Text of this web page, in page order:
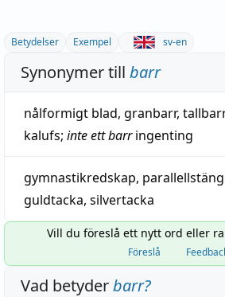
Betydelser Exempel sv-en
Synonymer till barr
nålformigt blad, granbarr,
kalufs; inte ett barr ingenting
gymnastikredskap,
guldtacka, silvertacka
Vill du föreslå ett nytt ord eller
Föreslå
Vad betyderbarr?